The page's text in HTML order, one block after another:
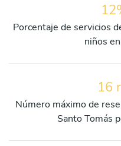
Porcentaje de servicios
niños
16
Número máximo de
Santo Tomás